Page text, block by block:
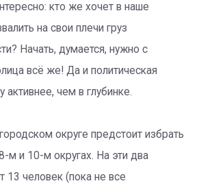
кто же хочет в наше
на свои плечи груз
Начать, думается, нужно с
всё же! Да и политическая
активнее, чем в глубинке.
округе предстоит избрать
м и 10-м округах. На эти два
13 человек (пока не все